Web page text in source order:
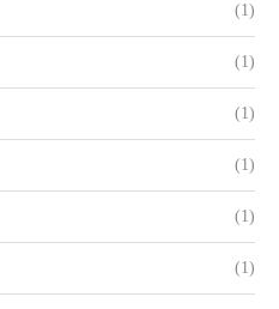
(1)
(1)
(1)
(1)
(1)
(1)